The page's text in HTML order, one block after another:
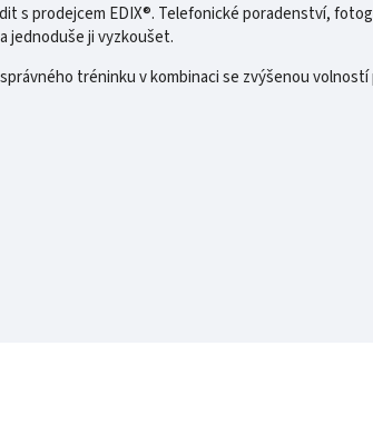
s prodejcem EDIX®. Telefonické poradenství,
jednoduše ji vyzkoušet.
tréninku v kombinaci se zvýšenou